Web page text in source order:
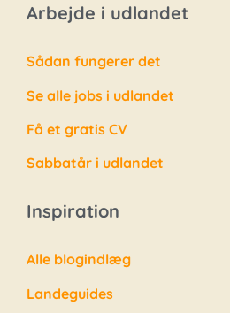
Arbejde i udlandet
Sådan fungerer det
Se alle jobs i udlandet
Få et gratis CV
Sabbatår i udlandet
Inspiration
Alle blogindlæg
Landeguides